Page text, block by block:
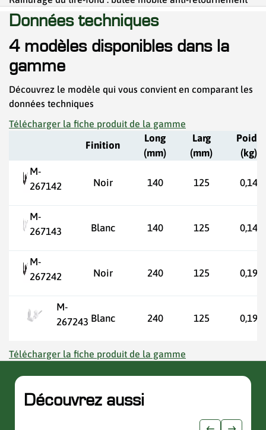
Données techniques
4 modèles disponibles dans la
gamme
Découvrez le modèle qui vous convient en comparant les
données techniques
Télécharger la fiche produit de la gamme
Finition
Long
(mm)
Larg
(mm)
Poids
(kg)
M-
267142
Noir 140 125 0,14
M-
267143
Blanc 140 125 0,14
M-
267242
Noir 240 125 0,19
M-
267243 Blanc 240 125 0,19
Télécharger la fiche produit de la gamme
Découvrez aussi